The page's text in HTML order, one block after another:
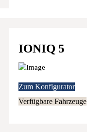
IONIQ 5
Zum Konfigurator
Verfügbare Fahrzeuge